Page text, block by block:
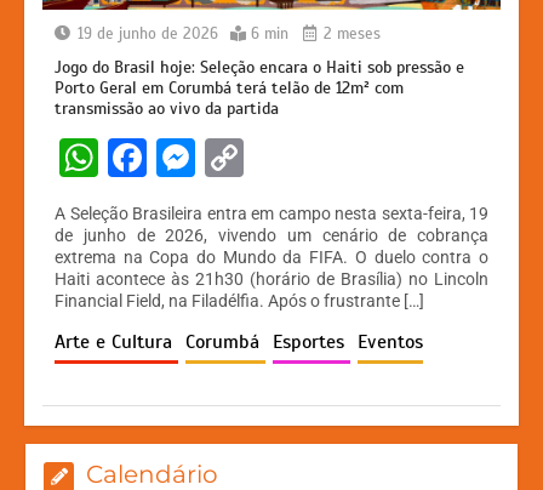
19 de junho de 2026 6 min 2 meses
Jogo do Brasil hoje: Seleção encara o Haiti sob pressão e
Porto Geral em Corumbá terá telão de 12m² com
transmissão ao vivo da partida
W
h
at
s
A
p
F
c
e
b
o
k
M
s
s
e
n
er
p
y
Li
n
A Seleção Brasileira entra em campo nesta sexta-feira, 19
de junho de 2026, vivendo um cenário de cobrança
extrema na Copa do Mundo da FIFA. O duelo contra o
Haiti acontece às 21h30 (horário de Brasília) no Lincoln
Financial Field, na Filadélfia. Após o frustrante […]
Arte e Cultura Corumbá Esportes Eventos
Calendário